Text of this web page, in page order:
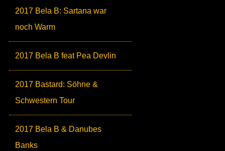
2017 Bela B: Sartana war
noch Warm
2017 Bela B feat Pea Devlin
2017 Bastard: Söhne &
Schwestern Tour
2017 Bela B & Danubes
Banks